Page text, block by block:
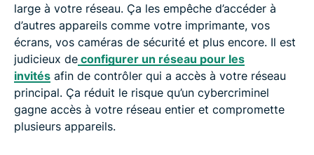
large à votre réseau. Ça les empêche d’accéder à
d’autres appareils comme votre imprimante, vos
écrans, vos caméras de sécurité et plus encore. Il est
judicieux de configurer un réseau pour les
invités afin de contrôler qui a accès à votre réseau
principal. Ça réduit le risque qu’un cybercriminel
gagne accès à votre réseau entier et compromette
plusieurs appareils.